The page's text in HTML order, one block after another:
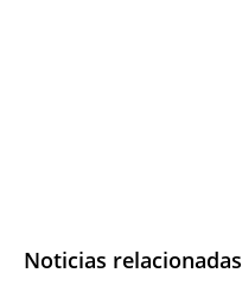
Noticias relacionadas